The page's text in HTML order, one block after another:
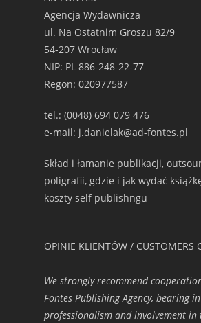
Agencja Wydawnicza
ul. Na Ostatnim Groszu 82/9
54-207 Wrocław
NIP: PL 886-248-22-77
Regon: 020977587
tel.: (0048) 694 079 476
e-mail: j.danielak@ad-fontes.pl
Skład i łamanie publikacji,
poligrafii, gdzie i jak wydać
koszty self publishngu
OPINIE KLIENTÓW / CUSTOMERS
We strongly recommend
Fontes Publishing Agency, bearing
professionalism and involvement in